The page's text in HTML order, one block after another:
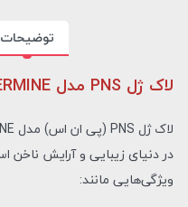
توضیحات
لاک ژل PNS مدل GOLD ERMINE
در دنیای زیبایی و آرایش ناخن
ویژگی‌هایی مانند: